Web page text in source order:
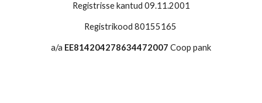
Registrisse kantud 09.11.2001
Registrikood 80155165
a/a EE814204278634472007 Coop pank